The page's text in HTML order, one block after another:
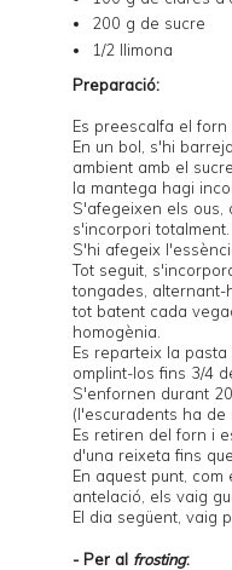
200 g de sucre
1/2 llimona
Preparació:
Es preescalfa el forn
En un bol, s'hi
ambient amb el
la mantega hagi
S'afegeixen els ous,
s'incorpori totalment.
S'hi afegeix
Tot seguit,
tongades, alternant-
tot batent cada
homogènia.
Es reparteix la
omplint-los fins 3/4
S'enfornen durant
(l'escuradents ha de
Es retiren del forn i
d'una reixeta fins
En aquest punt,
antelació, els vaig
El dia següent, vaig
- Per al frosting: